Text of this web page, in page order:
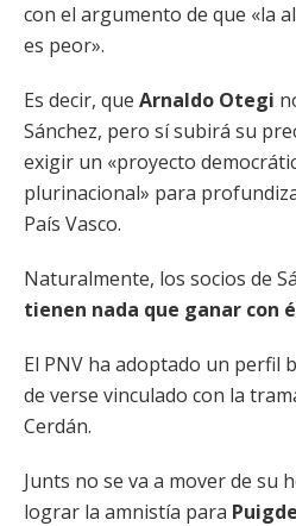
con el argumento de que «la
es peor».
Es decir, que Arnaldo Otegi
Sánchez, pero sí subirá su
exigir un «proyecto
plurinacional» para
País Vasco.
Naturalmente, los socios de
tienen nada que ganar con
El PNV ha adoptado un perfil
de verse vinculado con la
Cerdán.
Junts no se va a mover de su
lograr la amnistía para